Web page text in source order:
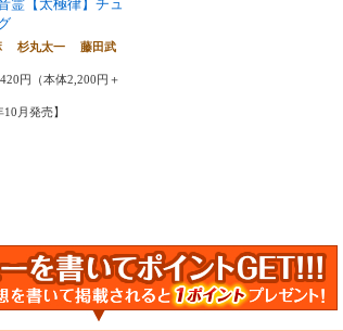
霊【太極律】チュ
杉丸太一 藤田武
円（本体2,200円＋
10月発売】